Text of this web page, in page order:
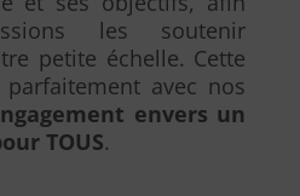
les soutenir
petite échelle. Cette
parfaitement avec nos
envers un
TOUS.